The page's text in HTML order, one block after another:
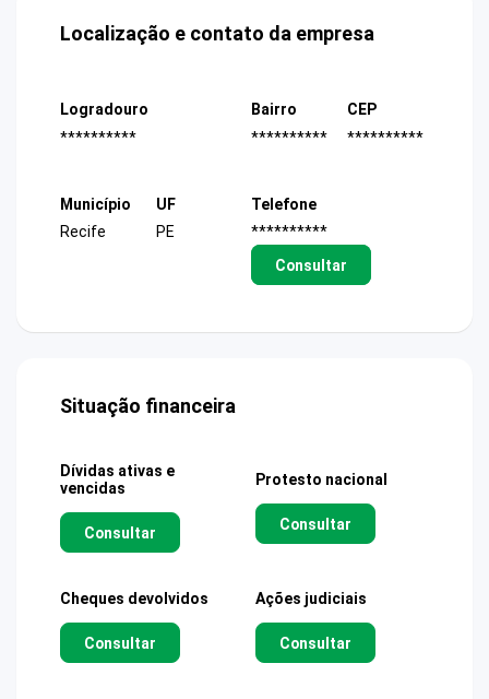
Localização e contato da empresa
Logradouro
**********
Bairro
**********
CEP
**********
Município
Recife
UF
PE
Telefone
**********
Consultar
Situação financeira
Dívidas ativas e
vencidas
Consultar
Protesto nacional
Consultar
Cheques devolvidos
Consultar
Ações judiciais
Consultar